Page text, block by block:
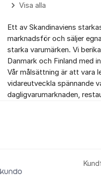
Visa alla
Ett av Skandinaviens
marknadsför och säljer
starka varumärken. Vi
Danmark och Finland med
Vår målsättning är att vara
vidareutveckla spännande
dagligvarumarknaden,